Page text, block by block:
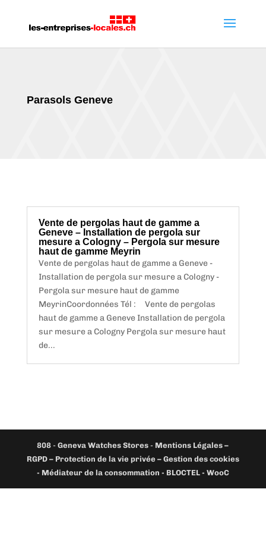
Parasols Geneve
Vente de pergolas haut de gamme a
Geneve – Installation de pergola sur
mesure a Cologny – Pergola sur mesure
haut de gamme Meyrin
Vente de pergolas haut de gamme a Geneve -
Installation de pergola sur mesure a Cologny -
Pergola sur mesure haut de gamme
MeyrinCoordonnées Tél : Vente de pergolas
haut de gamme a Geneve Installation de pergola
sur mesure a Cologny Pergola sur mesure haut
de...
808 -Geneva Watches Stores - Mentions Légales –
RGPD – Protection de la vie privée – Gestion des cookies
- Médiateur de la consommation - BLOCTEL - WooC